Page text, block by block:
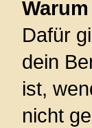
Dafür
dein
ist,
nicht